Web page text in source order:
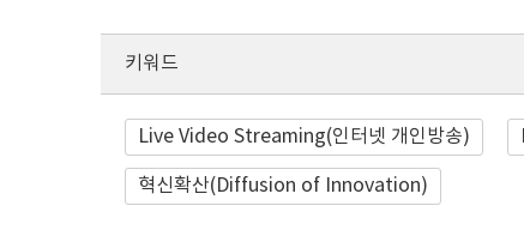
키워드
Live Video Streaming(인터넷 개인방송)
혁신확산(Diffusion of Innovation)